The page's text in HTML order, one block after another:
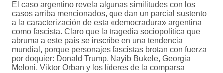
El caso argentino revela algunas similitudes con los
casos arriba mencionados, que dan un parcial sustento
a la caracterización de esta «democradura» argentina
como fascista. Claro que la tragedia sociopolítica que
abruma a este país se inscribe en una tendencia
mundial, porque personajes fascistas brotan con fuerza
por doquier: Donald Trump, Nayib Bukele, Georgia
Meloni, Viktor Orban y los líderes de la comparsa